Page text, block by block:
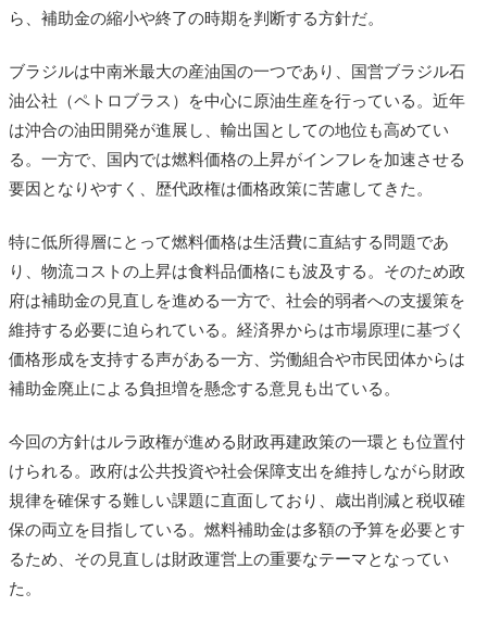
ら、補助金の縮小や終了の時期を判断する方針だ。
ブラジルは中南米最大の産油国の一つであり、国営ブラジル石
油公社（ペトロブラス）を中心に原油生産を行っている。近年
は沖合の油田開発が進展し、輸出国としての地位も高めてい
る。一方で、国内では燃料価格の上昇がインフレを加速させる
要因となりやすく、歴代政権は価格政策に苦慮してきた。
特に低所得層にとって燃料価格は生活費に直結する問題であ
り、物流コストの上昇は食料品価格にも波及する。そのため政
府は補助金の見直しを進める一方で、社会的弱者への支援策を
維持する必要に迫られている。経済界からは市場原理に基づく
価格形成を支持する声がある一方、労働組合や市民団体からは
補助金廃止による負担増を懸念する意見も出ている。
今回の方針はルラ政権が進める財政再建政策の一環とも位置付
けられる。政府は公共投資や社会保障支出を維持しながら財政
規律を確保する難しい課題に直面しており、歳出削減と税収確
保の両立を目指している。燃料補助金は多額の予算を必要とす
るため、その見直しは財政運営上の重要なテーマとなってい
た。